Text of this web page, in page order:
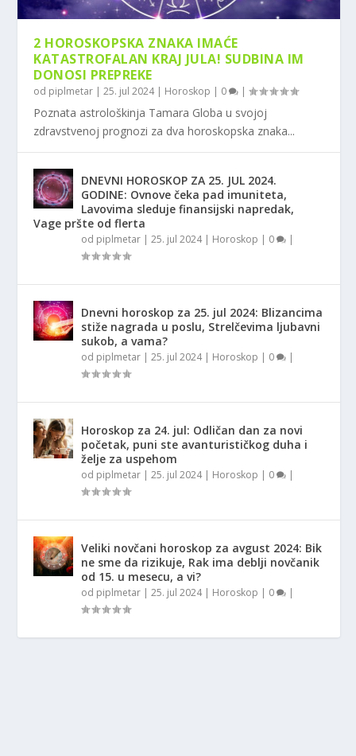
2 HOROSKOPSKA ZNAKA IMAĆE
KATASTROFALAN KRAJ JULA! SUDBINA IM
DONOSI PREPREKE
od piplmetar |25. jul 2024| Horoskop | 0 |
Poznata astrološkinja Tamara Globa u svojoj
zdravstvenoj prognozi za dva horoskopska znaka...
DNEVNI HOROSKOP ZA 25. JUL 2024.
GODINE: Ovnove čeka pad imuniteta,
Lavovima sleduje finansijski napredak,
Vage pršte od flerta
od piplmetar |25. jul 2024| Horoskop | 0 |
Dnevni horoskop za 25. jul 2024: Blizancima
stiže nagrada u poslu, Strelčevima ljubavni
sukob, a vama?
od piplmetar |25. jul 2024| Horoskop | 0 |
Horoskop za 24. jul: Odličan dan za novi
početak, puni ste avanturističkog duha i
želje za uspehom
od piplmetar |25. jul 2024| Horoskop | 0 |
Veliki novčani horoskop za avgust 2024: Bik
ne sme da rizikuje, Rak ima deblji novčanik
od 15. u mesecu, a vi?
od piplmetar |25. jul 2024| Horoskop | 0 |